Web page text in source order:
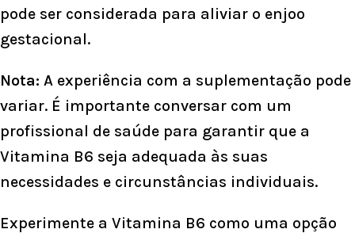
pode ser considerada para aliviar o enjoo
gestacional.
Nota: A experiência com a suplementação pode
variar. É importante conversar com um
profissional de saúde para garantir que a
Vitamina B6 seja adequada às suas
necessidades e circunstâncias individuais.
Experimente a Vitamina B6 como uma opção